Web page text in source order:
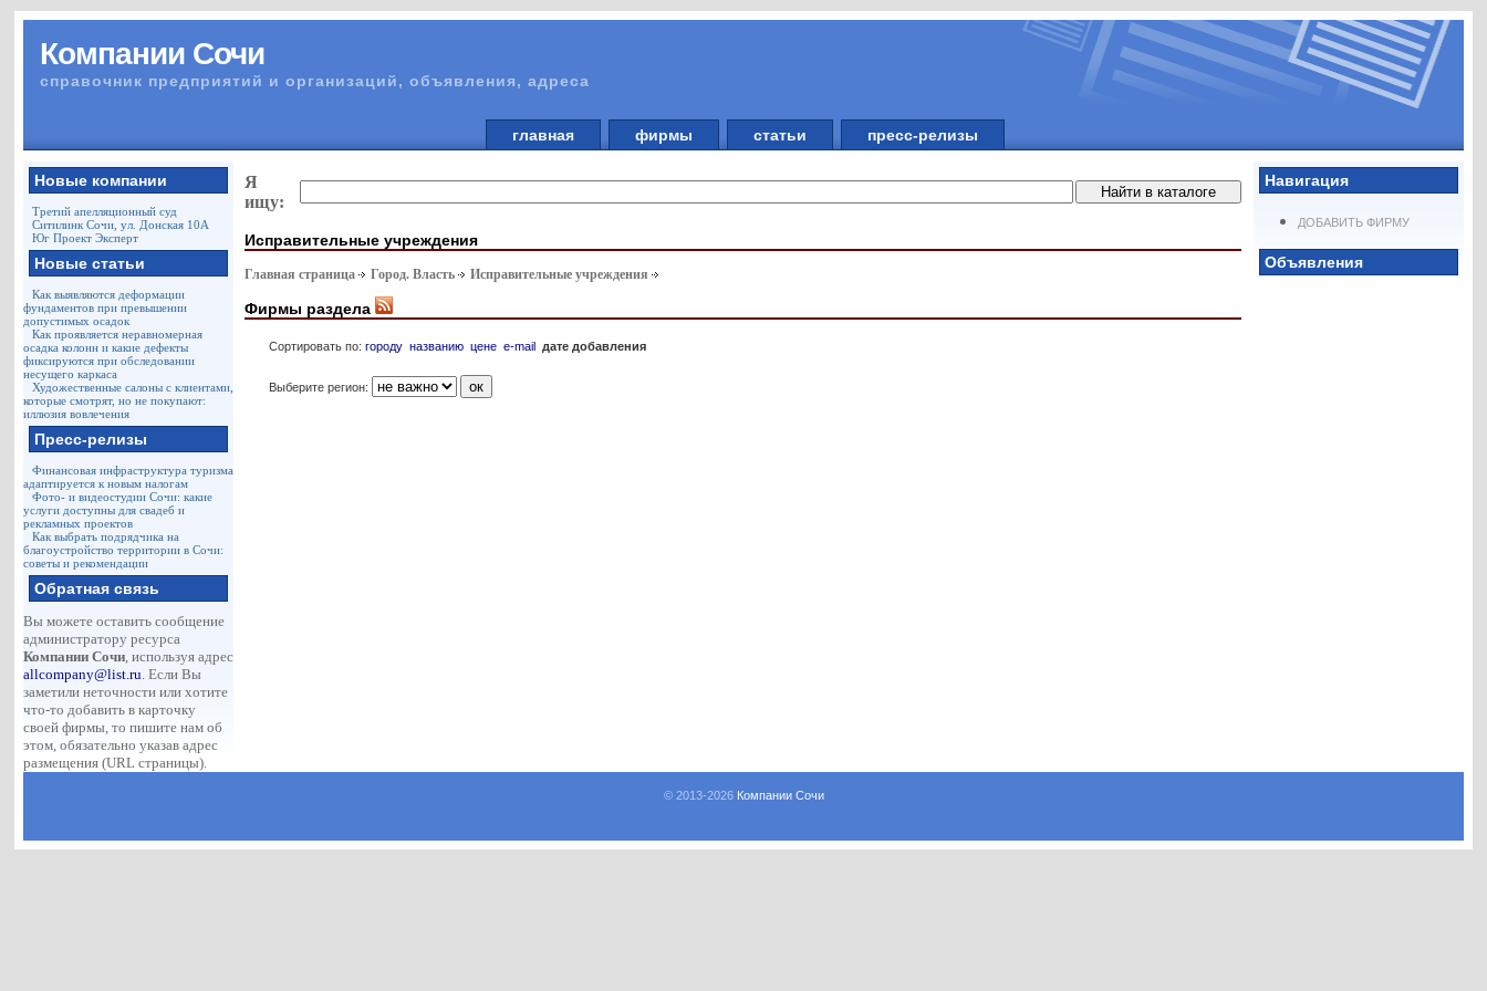
Компании Сочи
справочник предприятий и организаций, объявления, адреса
главная фирмы статьи пресс-релизы
Новые компании
Третий апелляционный суд
Ситилинк Сочи, ул. Донская 10А
Юг Проект Эксперт
Новые статьи
Как выявляются деформации
фундаментов при превышении
допустимых осадок
Как проявляется неравномерная
осадка колонн и какие дефекты
фиксируются при обследовании
несущего каркаса
Художественные салоны с клиентами,
которые смотрят, но не покупают:
иллюзия вовлечения
Пресс-релизы
Финансовая инфраструктура туризма
адаптируется к новым налогам
Фото- и видеостудии Сочи: какие
услуги доступны для свадеб и
рекламных проектов
Как выбрать подрядчика на
благоустройство территории в Сочи:
советы и рекомендации
Обратная связь
Вы можете оставить сообщение
администратору ресурса
Компании Сочи, используя адрес
allcompany@list.ru. Если Вы
заметили неточности или хотите
что-то добавить в карточку
своей фирмы, то пишите нам об
этом, обязательно указав адрес
размещения (URL страницы).
Навигация
ДОБАВИТЬ ФИРМУ
Объявления
Я
ищу:
Исправительные учреждения
Главная страница Город. Власть Исправительные учреждения
Фирмы раздела
Сортировать по:городу названию цене e-mail дате добавления
Выберите регион:
© 2013-2026 Компании Сочи